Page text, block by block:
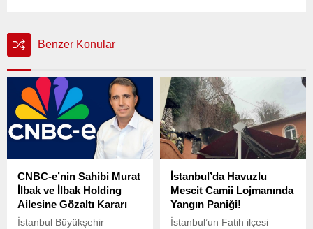
Benzer Konular
CNBC-e’nin Sahibi Murat
İlbak ve İlbak Holding
Ailesine Gözaltı Kararı
İstanbul Büyükşehir
İstanbul’da Havuzlu
Mescit Camii Lojmanında
Yangın Paniği!
İstanbul’un Fatih ilçesi